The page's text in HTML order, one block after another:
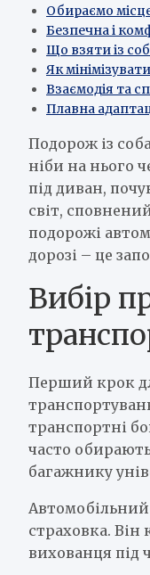
Обираємо
Безпечна і
Що взяти із
Як
Взаємодія та
Плавна
Подорож із
ніби на нього
під диван,
світ,
подорожі
дорозі – це
Вибір
Перший крок
транспортні
часто
багажнику
страховка.
вихованця під